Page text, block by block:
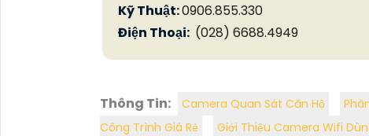
Kỹ Thuật:0906.855.330
Điện Thoại: (028) 6688.4949
Thông Tin: Camera Quan Sát Căn Hộ
Công Trình Giá Rẻ
Giới Thiệu Camera Wifi